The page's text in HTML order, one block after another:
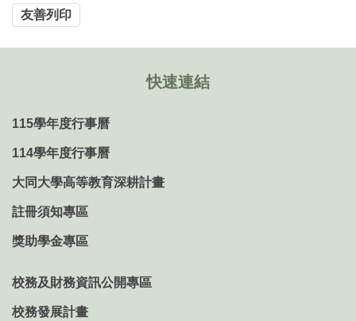
友善列印
快速連結
115學年度行事曆
114學年度行事曆
大同大學高等教育深耕計畫
註冊須知專區
獎助學金專區
校務及財務資訊公開專區
校務發展計畫